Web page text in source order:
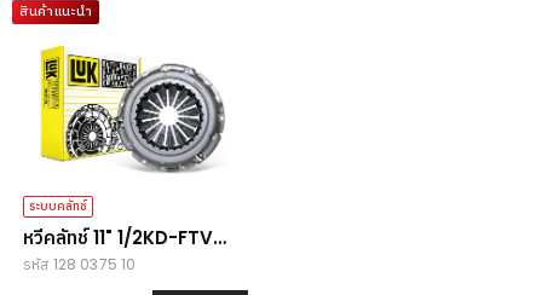
สินค้าแนะนำ
ระบบคลัทช์
หวีคลัทช์ 11" 1/2KD-FTV
Vigo Champ
รหัส 128 0375 10